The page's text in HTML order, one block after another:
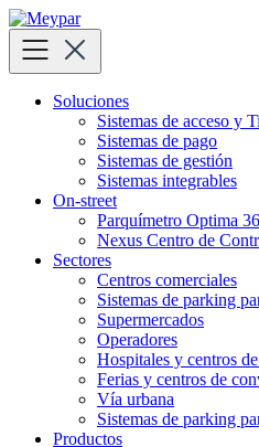
Skip
to
content
Soluciones
Sistemas de acceso y
Sistemas de pago
Sistemas de gestión
Sistemas integrables
On-street
Parquímetro Optima
Nexus Centro de
Sectores
Centros comerciales
Sistemas de parking
Supermercados
Operadores
Hospitales y centros
Ferias y centros de
Vía urbana
Sistemas de parking
Productos